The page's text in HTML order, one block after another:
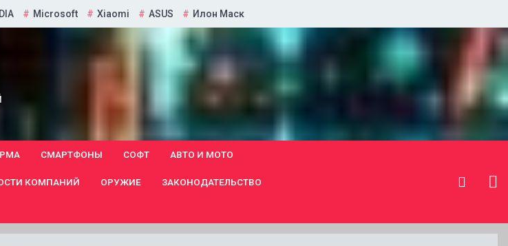
Microsoft Xiaomi ASUS Илон Маск
СМАРТФОНЫ СОФТ АВТО И МОТО
КОМПАНИЙ ОРУЖИЕ ЗАКОНОДАТЕЛЬСТВО